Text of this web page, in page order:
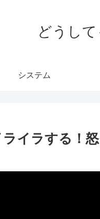
どうし
システム
イラする！